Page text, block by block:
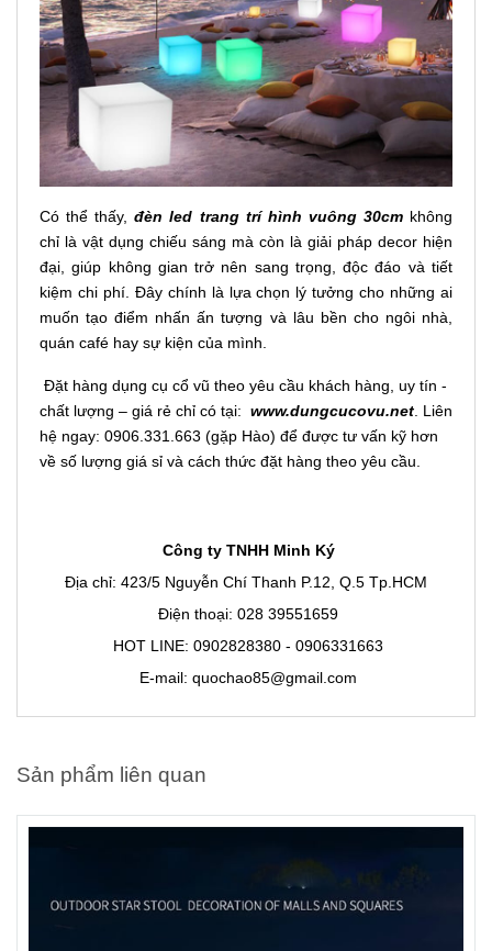
Có thể thấy,đèn led trang trí hình vuông 30cm không
chỉ là vật dụng chiếu sáng mà còn là giải pháp decor hiện
đại, giúp không gian trở nên sang trọng, độc đáo và tiết
kiệm chi phí. Đây chính là lựa chọn lý tưởng cho những ai
muốn tạo điểm nhấn ấn tượng và lâu bền cho ngôi nhà,
quán café hay sự kiện của mình.
Đặt hàng dụng cụ cổ vũ theo yêu cầu khách hàng, uy tín -
chất lượng – giá rẻ chỉ có tại: www.dungcucovu.net . Liên
hệ ngay: 0906.331.663 (gặp Hào) để được tư vấn kỹ hơn
về số lượng giá sỉ và cách thức đặt hàng theo yêu cầu.
Công ty TNHH Minh Ký
Địa chỉ: 423/5 Nguyễn Chí Thanh P.12, Q.5 Tp.HCM
Điện thoại: 028 39551659
HOT LINE: 0902828380 - 0906331663
E-mail: quochao85@gmail.com
Sản phẩm liên quan